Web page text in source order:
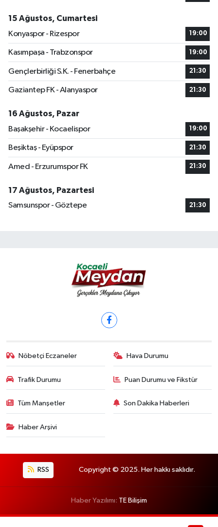
15 Ağustos, Cumartesi
Konyaspor - Rizespor
19:00
Kasımpaşa - Trabzonspor 19:00
Gençlerbirliği S.K. - Fenerbahçe 21:30
Gaziantep FK - Alanyaspor 21:30
16 Ağustos, Pazar
Başakşehir - Kocaelispor
19:00
Beşiktaş - Eyüpspor 21:30
Amed - Erzurumspor FK 21:30
17 Ağustos, Pazartesi
Samsunspor - Göztepe
21:30
Nöbetçi Eczaneler Hava Durumu
Trafik Durumu Puan Durumu ve Fikstür
Tüm Manşetler Son Dakika Haberleri
Haber Arşivi
RSS Copyright © 2025. Her hakkı saklıdır.
Haber Yazılımı: TE Bilişim